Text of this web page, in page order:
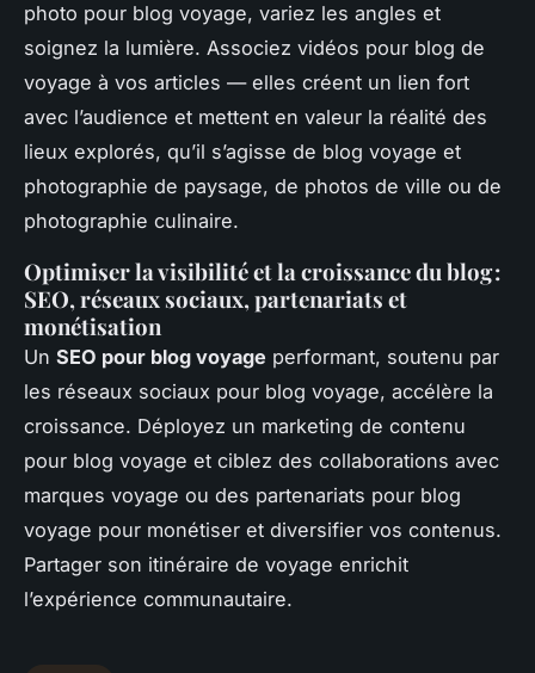
photo pour blog voyage, variez les angles et
soignez la lumière. Associez vidéos pour blog de
voyage à vos articles — elles créent un lien fort
avec l’audience et mettent en valeur la réalité des
lieux explorés, qu’il s’agisse de blog voyage et
photographie de paysage, de photos de ville ou de
photographie culinaire.
Optimiser la visibilité et la croissance du blog :
SEO, réseaux sociaux, partenariats et
monétisation
Un SEO pour blog voyage performant, soutenu par
les réseaux sociaux pour blog voyage, accélère la
croissance. Déployez un marketing de contenu
pour blog voyage et ciblez des collaborations avec
marques voyage ou des partenariats pour blog
voyage pour monétiser et diversifier vos contenus.
Partager son itinéraire de voyage enrichit
l’expérience communautaire.